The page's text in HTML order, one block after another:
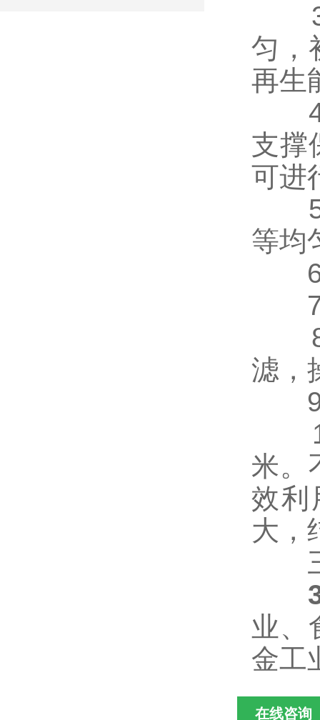
3.
匀，
再生
4.
支撑
可进
5.
等均
6.
7.
8.
滤，
9.
10.
米。
效利
大，
三
业、
金工
在线咨询